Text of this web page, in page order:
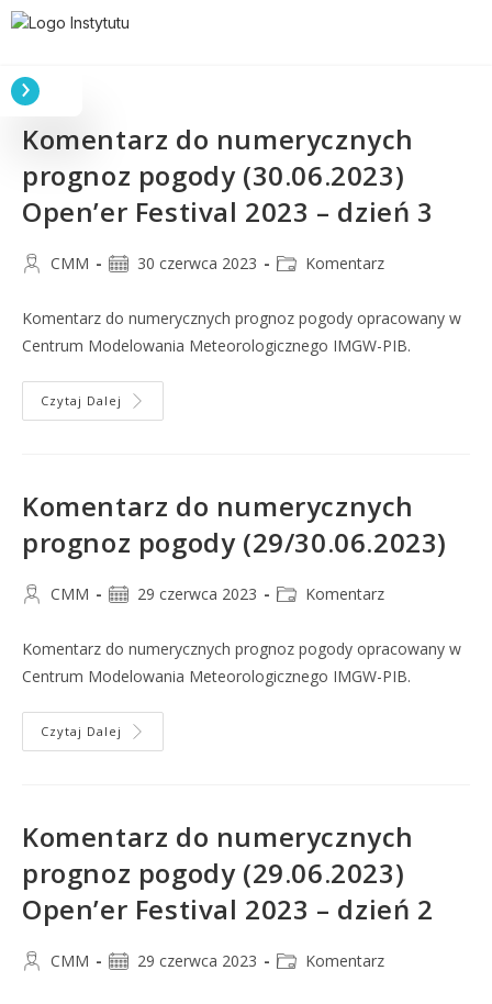
Komentarz do numerycznych
prognoz pogody (30.06.2023)
Open’er Festival 2023 – dzień 3
CMM 30 czerwca 2023 Komentarz
Komentarz do numerycznych prognoz pogody opracowany w
Centrum Modelowania Meteorologicznego IMGW-PIB.
Czytaj Dalej
Komentarz do numerycznych
prognoz pogody (29/30.06.2023)
CMM 29 czerwca 2023 Komentarz
Komentarz do numerycznych prognoz pogody opracowany w
Centrum Modelowania Meteorologicznego IMGW-PIB.
Czytaj Dalej
Komentarz do numerycznych
prognoz pogody (29.06.2023)
Open’er Festival 2023 – dzień 2
CMM 29 czerwca 2023 Komentarz